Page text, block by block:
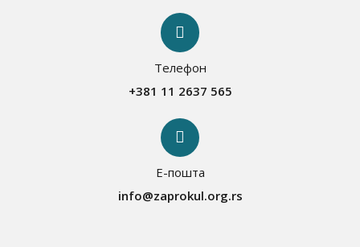
Телефон
+381 11 2637 565
Е-пошта
info@zaprokul.org.rs